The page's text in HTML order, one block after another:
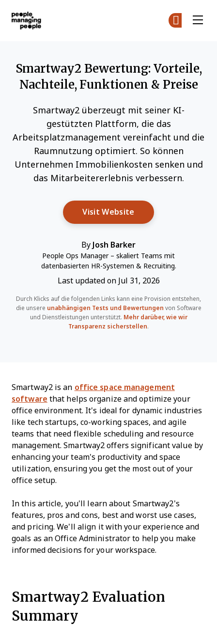
Smartway2 Bewertung: Vorteile,
Nachteile, Funktionen & Preise
Smartway2 überzeugt mit seiner KI-
gestützten Plattform, die das
Arbeitsplatzmanagement vereinfacht und die
Raumnutzung optimiert. So können
Unternehmen Immobilienkosten senken und
das Mitarbeitererlebnis verbessern.
Visit Website Opens New Window
By Josh Barker
People Ops Manager – skaliert Teams mit
datenbasierten HR-Systemen & Recruiting.
Last updated on Jul 31, 2026
Durch Klicks auf die folgenden Links kann eine Provision entstehen,
die unsere unabhängigen Tests und Bewertungen von Software
und Dienstleistungen unterstützt. Mehr darüber, wie wir
Transparenz sicherstellen.
Smartway2 is an office space management
software that helps organize and optimize your
office environment. It's ideal for dynamic industries
like tech startups, co-working spaces, and agile
teams that need flexible scheduling and resource
management. Smartway2 offers significant value by
enhancing your team's productivity and space
utilization, ensuring you get the most out of your
office setup.
In this article, you'll learn about Smartway2's
features, pros and cons, best and worst use cases,
and pricing. We'll align it with your experience and
goals as an Office Administrator to help you make
informed decisions for your workspace.
Smartway2 Evaluation
Summary